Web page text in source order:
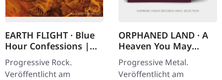
EARTH FLIGHT · Blue
Hour Confessions |
DIGIPAK CD
Progressive Rock.
Veröffentlicht am
ORPHANED LAND · A
Heaven You May
Create | BLACK 2LP
Progressive Metal.
Veröffentlicht am